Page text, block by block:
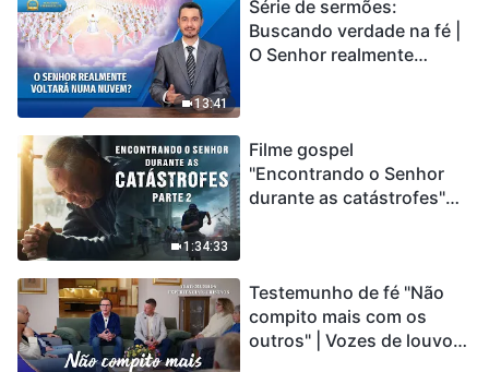
13:41
Série de sermões:
Buscando verdade na fé |
O Senhor realmente
1:34:33
Filme gospel
"Encontrando o Senhor
durante as catástrofes"
catástrofes ccontecem, a
humanidade está
entrando em contagem
Testemunho de fé "Não
compito mais com os
outros" | Vozes de louvor